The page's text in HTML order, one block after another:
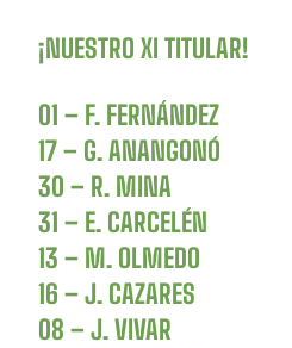
¡NUESTRO XI TITULAR!
01 – F. FERNÁNDEZ
17 – G. ANANGONÓ
30 – R. MINA
31 – E. CARCELÉN
13 – M. OLMEDO
16 – J. CAZARES
08 – J. VIVAR